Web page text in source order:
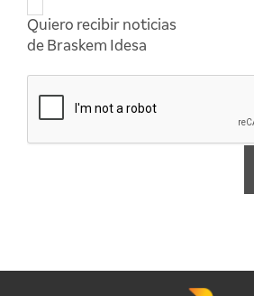
Quiero recibir noticias
de Braskem Idesa